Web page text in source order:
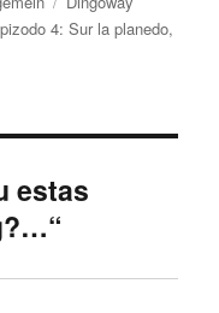
4: Sur la planedo,
estas